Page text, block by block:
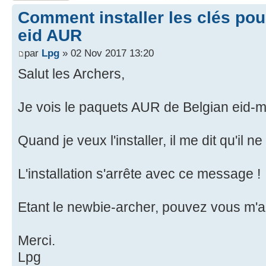
Comment installer les clés
eid AUR
par Lpg » 02 Nov 2017 13:20
Salut les Archers,
Je vois le paquets AUR de Belgian eid-
Quand je veux l'installer, il me dit qu'il
L'installation s'arrête avec ce message !
Etant le newbie-archer, pouvez vous
Merci.
Lpg